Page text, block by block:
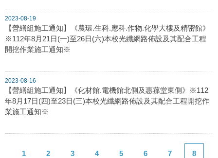
2023-08-19
【營繕組施工通知】《農環.生科.應科.作物.化學大樓及精密館》
※112年8月21日(一)至26日(六)本校光纖網路佈設及其配合工程
開挖作業施工通知※
2023-08-16
【營繕組施工通知】《化材館.電機館北側及惠蓀堂東側》※112
年8月17日(四)至23日(三)本校光纖網路佈設及其配合工程開挖作
業施工通知※
1 2 3 4 5 6 7 8